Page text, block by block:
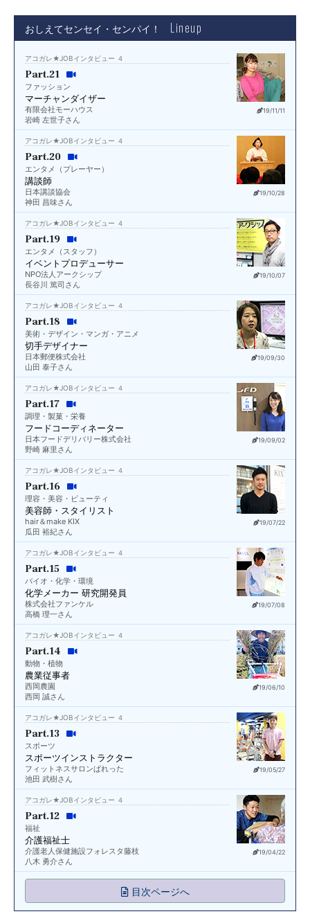
おしえてセンセイ・センパイ！ Lineup
19/11/11
アコガレ★JOBインタビュー ４
Part.21
ファッション
マーチャンダイザー
有限会社モーハウス
岩崎 左世子さん
19/10/28
アコガレ★JOBインタビュー ４
Part.20
エンタメ（プレーヤー）
講談師
日本講談協会
神田 昌味さん
19/10/07
アコガレ★JOBインタビュー ４
Part.19
エンタメ（スタッフ）
イベントプロデューサー
NPO法人アークシップ
長谷川 篤司さん
19/09/30
アコガレ★JOBインタビュー ４
Part.18
美術・デザイン・マンガ・アニメ
切手デザイナー
日本郵便株式会社
山田 泰子さん
19/09/02
アコガレ★JOBインタビュー ４
Part.17
調理・製菓・栄養
フードコーディネーター
日本フードデリバリー株式会社
野崎 麻里さん
19/07/22
アコガレ★JOBインタビュー ４
Part.16
理容・美容・ビューティ
美容師・スタイリスト
hair＆make KIX
瓜田 裕紀さん
19/07/08
アコガレ★JOBインタビュー ４
Part.15
バイオ・化学・環境
化学メーカー 研究開発員
株式会社ファンケル
高橋 理一さん
19/06/10
アコガレ★JOBインタビュー ４
Part.14
動物・植物
農業従事者
西岡農園
西岡 誠さん
19/05/27
アコガレ★JOBインタビュー ４
Part.13
スポーツ
スポーツインストラクター
フィットネスサロンぱれった
池田 武樹さん
19/04/22
アコガレ★JOBインタビュー ４
Part.12
福祉
介護福祉士
介護老人保健施設フォレスタ藤枝
八木 勇介さん
目次ページへ